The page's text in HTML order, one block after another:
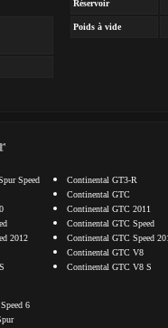
Réservoir
Poids à vide
Speed
2012
Continental GT3-R
Continental GTC
Continental GTC 2011
Continental GTC Speed
Continental GTC Speed
Continental GTC V8
Continental GTC V8 S
6